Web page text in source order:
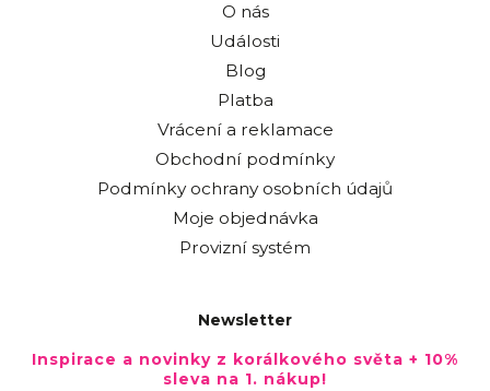
O nás
Události
Blog
Platba
Vrácení a reklamace
Obchodní podmínky
Podmínky ochrany osobních údajů
Moje objednávka
Provizní systém
Newsletter
Inspirace a novinky z korálkového světa + 10%
sleva na 1. nákup!